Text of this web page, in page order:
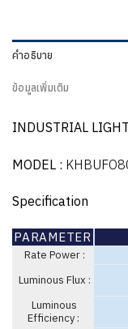
คำอธิบาย
ข้อมูลเพิ่มเติม
INDUSTRIAL
MODEL :
Specification
PARAMETER
Rate Power :
Luminous Flux :
Luminous
Efficiency :